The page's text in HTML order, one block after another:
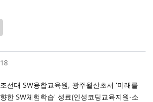
18
조선대 SW융합교육원, 광주월산초서 '미래를
향한 SW체험학습' 성료(인성코딩교육지원-소